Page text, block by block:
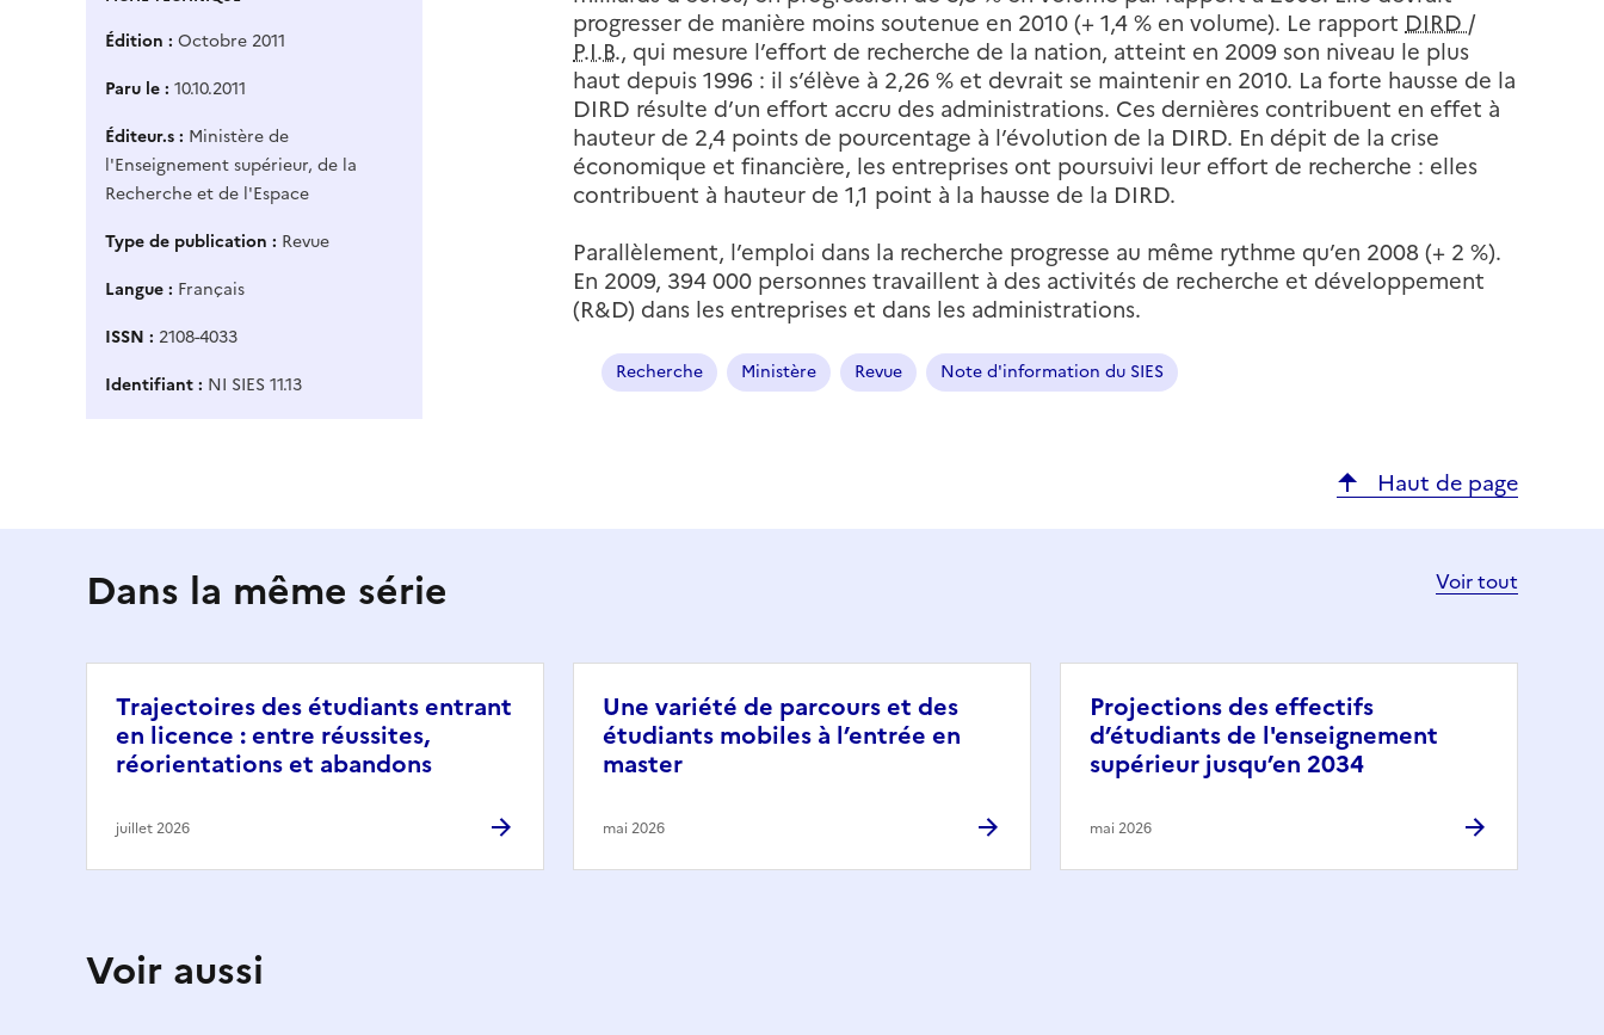
Édition
Octobre 2011
Paru le 10.10.2011
Éditeur.s
Ministère de
l'Enseignement supérieur, de la
Recherche et de l'Espace
Type de publication
Revue
Langue
Français
ISSN
2108-4033
Identifiant
NI SIES 11.13
progresser de manière moins soutenue en 2010 (+ 1,4 % en volume). Le rapport DIRD/
P.I.B., qui mesure l’effort de recherche de la nation, atteint en 2009 son niveau le plus
haut depuis 1996 : il s’élève à 2,26 % et devrait se maintenir en 2010. La forte hausse de la
DIRD résulte d’un effort accru des administrations. Ces dernières contribuent en effet à
hauteur de 2,4 points de pourcentage à l’évolution de la DIRD. En dépit de la crise
économique et financière, les entreprises ont poursuivi leur effort de recherche : elles
contribuent à hauteur de 1,1 point à la hausse de la DIRD.
Parallèlement, l’emploi dans la recherche progresse au même rythme qu’en 2008 (+ 2 %).
En 2009, 394 000 personnes travaillent à des activités de recherche et développement
(R&D) dans les entreprises et dans les administrations.
Recherche Ministère Revue Note d'information du SIES
Haut de page
Dans la même série Voir tout
Trajectoires des étudiants entrant
en licence : entre réussites,
réorientations et abandons
juillet 2026
Une variété de parcours et des
étudiants mobiles à l’entrée en
master
mai 2026
Projections des effectifs
d’étudiants de l'enseignement
supérieur jusqu’en 2034
mai 2026
Voir aussi